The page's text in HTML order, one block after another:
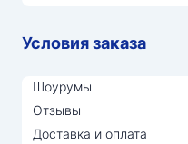
Условия заказа
Шоурумы
Отзывы
Доставка и оплата